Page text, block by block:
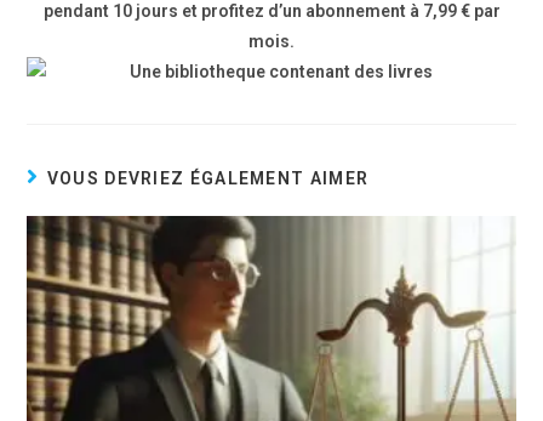
pendant 10 jours et profitez d’un abonnement à 7,99 € par
mois.
VOUS DEVRIEZ ÉGALEMENT AIMER